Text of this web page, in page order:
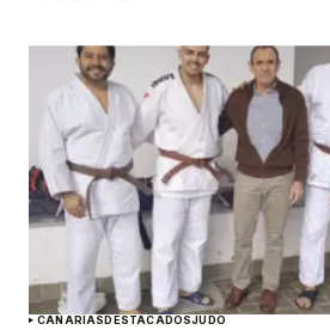
CANARIASDESTACADOSJUDO